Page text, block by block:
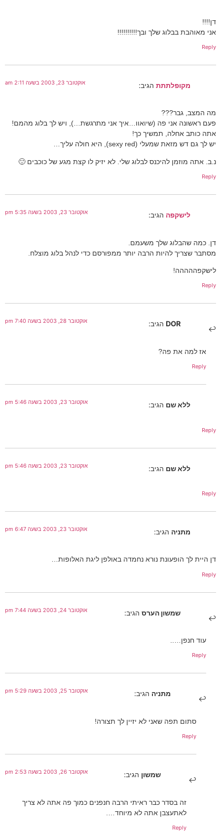
דן!!!!
אני מאוהבת בבלוג שלך ובך!!!!!!!!!!
Reply
מקופלתתת הגיב: אוקטובר 23, 2003 בשעה 2:11 am
מה המצב, גבר???
פעם ראשונה אני פה (שיואוו…איך אני מתרגשת…), ויש לך בלוג מהמם!
אתה כותב אחלה, תמשיך כך!
יש לך גם דש מזאת שמעלי (sexy red), היא חולה עליך…
נ.ב. אתה מוזמן להיכנס לבלוג שלי. לא יזיק לו קצת מגע של כוכבים 🙂
Reply
לישקפה הגיב: אוקטובר 23, 2003 בשעה 5:35 pm
דן. כמה שהבלוג שלך משעמם.
מסתבר שצריך להיות הרבה יותר ממפורסם כדי לנהל בלוג מוצלח.
לישקפההההה!
Reply
DOR הגיב: אוקטובר 28, 2003 בשעה 7:40 pm
אז למה את פה?
Reply
ללא שם הגיב: אוקטובר 23, 2003 בשעה 5:46 pm
Reply
ללא שם הגיב: אוקטובר 23, 2003 בשעה 5:46 pm
Reply
מתניה הגיב: אוקטובר 23, 2003 בשעה 6:47 pm
דן היית לך הופעונת נורא נחמדה באולפן ליגת האלופות…
Reply
שמשון הערס הגיב: אוקטובר 24, 2003 בשעה 7:44 pm
עוד חנפן…..
Reply
מתניה הגיב: אוקטובר 25, 2003 בשעה 5:29 pm
סתום תפה שאני לא יזיין לך תצורה!
Reply
שמשון הגיב: אוקטובר 26, 2003 בשעה 2:53 pm
זה בסדר כבר ראיתי הרבה חנפנים כמוך פה אתה לא צריך
לאתעצבן אתה לא מיוחד….
Reply